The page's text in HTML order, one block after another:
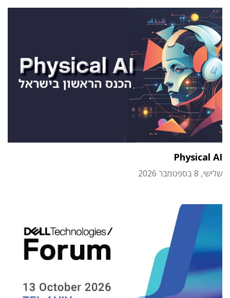
Physical AI
שלישי, 8 בספטמבר 2026